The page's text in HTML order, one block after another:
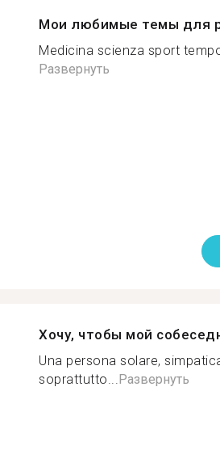
Мои любимые темы для
Medicina scienza sport
Развернуть
Хочу, чтобы мой
Una persona solare,
soprattutto...Развернуть